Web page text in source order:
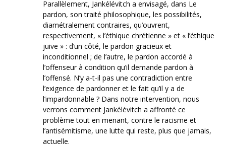
Parallèlement, Jankélévitch a envisagé, dans Le
pardon, son traité philosophique, les possibilités,
diamétralement contraires, qu’ouvrent,
respectivement, « l’éthique chrétienne » et « l’éthique
juive » : d’un côté, le pardon gracieux et
inconditionnel ; de l’autre, le pardon accordé à
l’offenseur à condition qu’il demande pardon à
l’offensé. N’y a-t-il pas une contradiction entre
l’exigence de pardonner et le fait qu’il y a de
l’impardonnable ? Dans notre intervention, nous
verrons comment Jankélévitch a affronté ce
problème tout en menant, contre le racisme et
l’antisémitisme, une lutte qui reste, plus que jamais,
actuelle.